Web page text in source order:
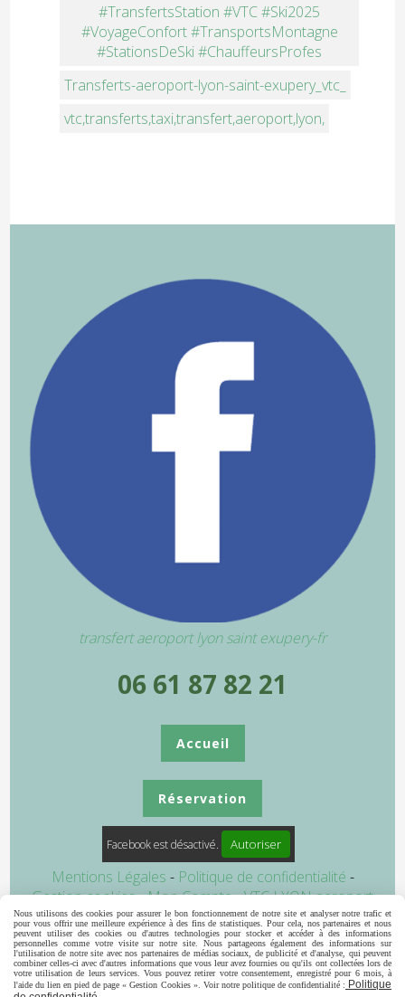
#TransfertsStation #VTC #Ski2025
#VoyageConfort #TransportsMontagne
#StationsDeSki #ChauffeursProfes
Transferts-aeroport-lyon-saint-exupery_vtc_
vtc,transferts,taxi,transfert,aeroport,lyon,
transfert aeroport lyon saint exupery-fr
06 61 87 82 21
Accueil
Réservation
Facebook est désactivé. Autoriser
Mentions Légales
Politique de confidentialité
Gestion cookies Mon Compte VTC LYON aeroport
transfert aeroport lyon navette aeroport lyon Taxi
Ambulance Annuaire vtc
Nous utilisons des cookies pour assurer le bon fonctionnement de notre site et analyser notre trafic et
pour vous offrir une meilleure expérience à des fins de statistiques. Pour cela, nos partenaires et nous
peuvent utiliser des cookies ou d'autres technologies pour stocker et accéder à des informations
personnelles comme votre visite sur notre site. Nous partageons également des informations sur
l'utilisation de notre site avec nos partenaires de médias sociaux, de publicité et d'analyse, qui peuvent
combiner celles-ci avec d'autres informations que vous leur avez fournies ou qu'ils ont collectées lors de
votre utilisation de leurs services. Vous pouvez retirer votre consentement, enregistré pour 6 mois, à
l'aide du lien en pied de page « Gestion Cookies ». Voir notre politique de confidentialité : Politique